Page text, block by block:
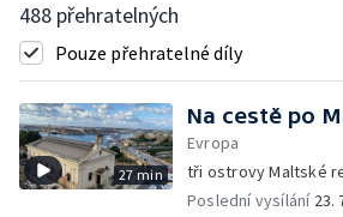
488 přehratelných
Pouze přehratelné díly
27 min
Na cestě po
Evropa
tři ostrovy Maltské
Poslední vysílání 23.